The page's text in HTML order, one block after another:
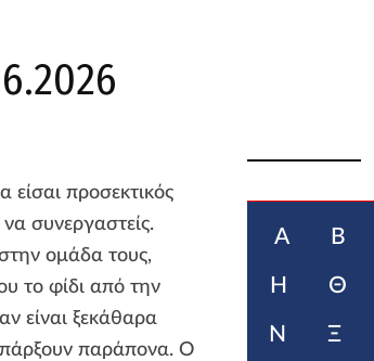
είσαι προσεκτικός
συνεργαστείς.
ομάδα τους,
το φίδι από την
είναι ξεκάθαρα
παράπονα. Ο
Α Β
Η Θ
Ν Ξ